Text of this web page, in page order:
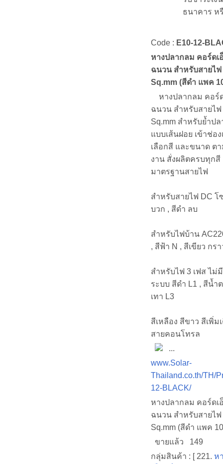
ธนาคาร ห
Code : E10-12-
หางปลากลม คอร์ดเ
ฉนวน สำหรับสายไฟ
Sq.mm (สีดำ แพค
หางปลากลม คอร์
ฉนวน สำหรับสายไฟ
Sq.mm สำหรับย้ำป
แบบเส้นฝอย เข้าช่อง
เลือกสี และขนาด ต
งาน สั่งผลิตครบทุกสี
มาตรฐานสายไฟ
สำหรับสายไฟ DC โ
บวก , สีดำ ลบ
สำหรับไฟบ้าน
, สีฟ้า N , สีเขียว กร
สำหรับไฟ 3 เฟส ไม่
ระบบ สีดำ L1 , สีน้ำ
เทา L3
สีเหลือง สีขาว สีเพิ่ม
สายคอนโทรล
...
www.Solar-
Thailand.co.th/TH/
12-BLACK/
หางปลากลม คอร์ดเ
ฉนวน สำหรับสายไฟ
Sq.mm (สีดำ แพค
ขายแล้ว 149
กลุ่มสินค้า : [ 221. ห